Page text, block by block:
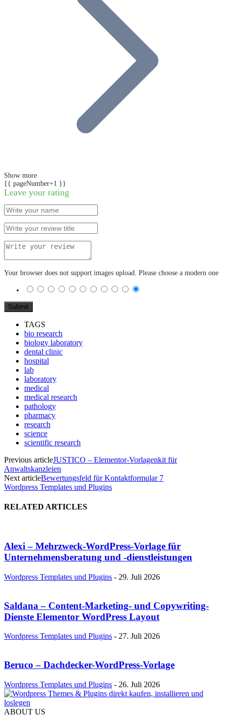
Show more
{{ pageNumber+1 }}
Leave your rating
Your browser does not support images upload. Please choose a modern one
TAGS
bio research
biology laboratory
dental clinic
hospital
lab
laboratory
medical
medical research
pathology
pharmacy
research
science
scientific research
Previous articleJUSTICO – Elementor-Vorlagenkit für
Anwaltskanzleien
Next articleBewertungsfeld für Kontaktformular 7
Wordpress Templates und Plugins
RELATED ARTICLES
Alexi – Mehrzweck-WordPress-Vorlage für
Unternehmensberatung und -dienstleistungen
Wordpress Templates und Plugins - 29. Juli 2026
Saldana – Content-Marketing- und Copywriting-
Dienste Elementor WordPress Layout
Wordpress Templates und Plugins - 27. Juli 2026
Beruco – Dachdecker-WordPress-Vorlage
Wordpress Templates und Plugins - 26. Juli 2026
ABOUT US